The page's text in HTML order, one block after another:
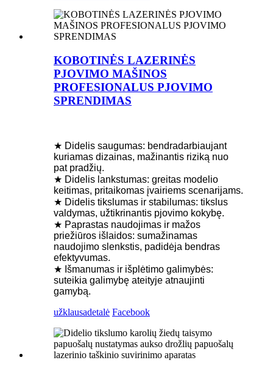
KOBOTINĖS LAZERINĖS
PJOVIMO MAŠINOS
PROFESIONALUS PJOVIMO
SPRENDIMAS
★ Didelis saugumas: bendradarbiaujant
kuriamas dizainas, mažinantis riziką nuo
pat pradžių.
★ Didelis lankstumas: greitas modelio
keitimas, pritaikomas įvairiems scenarijams.
★ Didelis tikslumas ir stabilumas: tikslus
valdymas, užtikrinantis pjovimo kokybę.
★ Paprastas naudojimas ir mažos
priežiūros išlaidos: sumažinamas
naudojimo slenkstis, padidėja bendras
efektyvumas.
★ Išmanumas ir išplėtimo galimybės:
suteikia galimybę ateityje atnaujinti
gamybą.
užklausadetalė Facebook